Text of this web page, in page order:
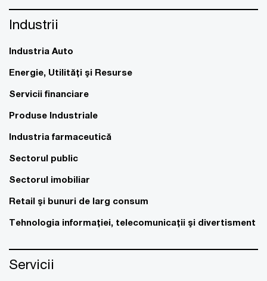
Industrii
Industria Auto
Energie, Utilităţi şi Resurse
Servicii financiare
Produse Industriale
Industria farmaceutică
Sectorul public
Sectorul imobiliar
Retail şi bunuri de larg consum
Tehnologia informaţiei, telecomunicaţii şi divertisment
Servicii